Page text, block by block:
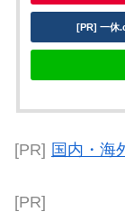
[PR] 一休
[PR] 国内・海
[PR]